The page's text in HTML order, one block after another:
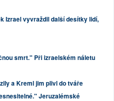
Izrael vyvraždil další desítky lidí,
smrt." Při izraelském náletu
a Kreml jim plivl do tváře
Jeruzalémské